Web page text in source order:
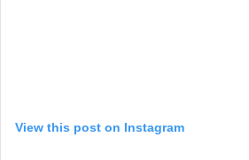
View this post on Instagram